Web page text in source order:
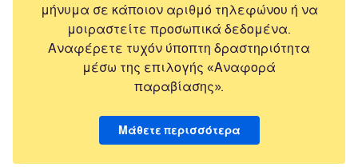
μήνυμα σε κάποιον αριθμό τηλεφώνου ή να
μοιραστείτε προσωπικά δεδομένα.
Αναφέρετε τυχόν ύποπτη δραστηριότητα
μέσω της επιλογής «Αναφορά
παραβίασης».
Μάθετε περισσότερα